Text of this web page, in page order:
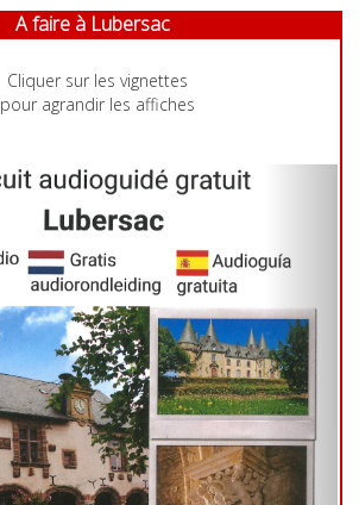
A faire à Lubersac
Cliquer sur les vignettes
pour agrandir les affiches